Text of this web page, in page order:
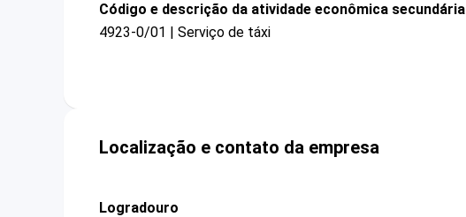
Código e descrição da atividade econômica secundária
4923-0/01 | Serviço de táxi
Localização e contato da empresa
Logradouro